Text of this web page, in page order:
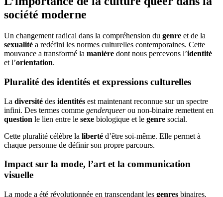
société moderne
Un changement radical dans la compréhension du genre et de la
sexualité a redéfini les normes culturelles contemporaines. Cette
mouvance a transformé la manière dont nous percevons l’identité
et l’orientation.
Pluralité des identités et expressions culturelles
La diversité des identités est maintenant reconnue sur un spectre
infini. Des termes comme genderqueerou non-binaire remettent en
question le lien entre le sexe biologique et le genre social.
Cette pluralité célèbre la liberté d’être soi-même. Elle permet à
chaque personne de définir son propre parcours.
Impact sur la mode, l’art et la communication
visuelle
La mode a été révolutionnée en transcendant les genres binaires.